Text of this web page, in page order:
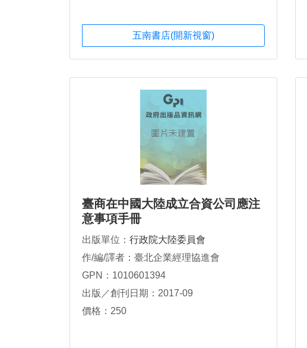
五南書店(開新視窗)
臺商在中國大陸成立合資公司應注
意事項手冊
出版單位： 行政院大陸委員會
作/編/譯者：臺北企業經理協進會
GPN：1010601394
出版／創刊日期：2017-09
價格：250